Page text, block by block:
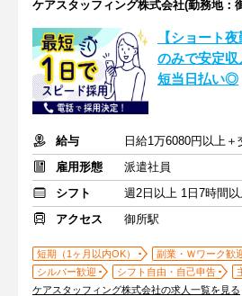
ケアスタッフィング株式会社(勤務地：
【ショート
のみで安定
短当日払い◎
給与
日給1万6080円以上
雇用形態
派遣社員
シフト
週2日以上 1日7時間
アクセス
御所駅
短期（1ヶ月以内OK）
副業・Ｗワーク歓
シルバー歓迎
シフト自由・自己申告
ケアスタッフィング株式会社の求人一覧を見る